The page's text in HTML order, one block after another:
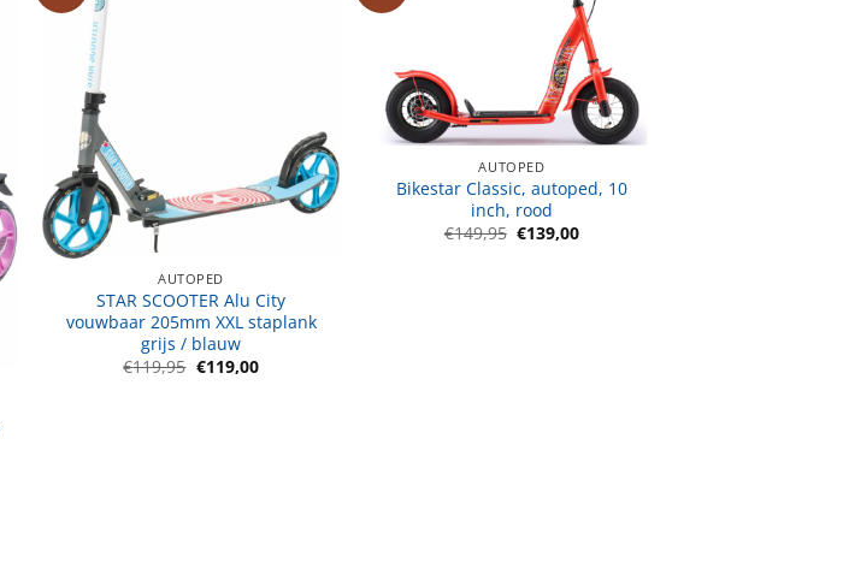
AUTOPED
STAR SCOOTER Alu City
vouwbaar 205mm XXL staplank
grijs / blauw
€119,95 Oorspronkelijke
€119,00Huidige
AUTOPED
Bikestar Classic, autoped, 10
inch, rood
€149,95 Oorspronkelijke
€139,00Huidige